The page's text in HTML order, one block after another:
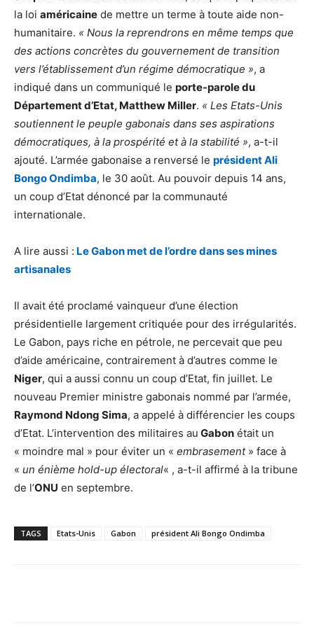
la loi américaine de mettre un terme à toute aide non-
humanitaire. « Nous la reprendrons en même temps que
des actions concrètes du gouvernement de transition
vers l’établissement d’un régime démocratique », a
indiqué dans un communiqué le porte-parole du
Département d’Etat, Matthew Miller. « Les Etats-Unis
soutiennent le peuple gabonais dans ses aspirations
démocratiques, à la prospérité et à la stabilité », a-t-il
ajouté. L’armée gabonaise a renversé le président Ali
Bongo Ondimba, le 30 août. Au pouvoir depuis 14 ans,
un coup d’Etat dénoncé par la communauté
internationale.
A lire aussi : Le Gabon met de l’ordre dans ses mines
artisanales
Il avait été proclamé vainqueur d’une élection
présidentielle largement critiquée pour des irrégularités.
Le Gabon, pays riche en pétrole, ne percevait que peu
d’aide américaine, contrairement à d’autres comme le
Niger, qui a aussi connu un coup d’Etat, fin juillet. Le
nouveau Premier ministre gabonais nommé par l’armée,
Raymond Ndong Sima, a appelé à différencier les coups
d’Etat. L’intervention des militaires au Gabon était un
« moindre mal » pour éviter un « embrasement» face à
« un énième hold-up électoral« , a-t-il affirmé à la tribune
de l’ONU en septembre.
TAGS Etats-Unis Gabon président Ali Bongo Ondimba